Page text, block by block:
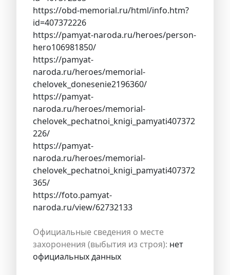
https://obd-memorial.ru/html/info.htm?
id=407372226
https://pamyat-naroda.ru/heroes/person-
hero106981850/
https://pamyat-
naroda.ru/heroes/memorial-
chelovek_donesenie2196360/
https://pamyat-
naroda.ru/heroes/memorial-
chelovek_pechatnoi_knigi_pamyati407372
226/
https://pamyat-
naroda.ru/heroes/memorial-
chelovek_pechatnoi_knigi_pamyati407372
365/
https://foto.pamyat-
naroda.ru/view/62732133
Официальные сведения о месте
захоронения (выбытия из строя): нет
официальных данных